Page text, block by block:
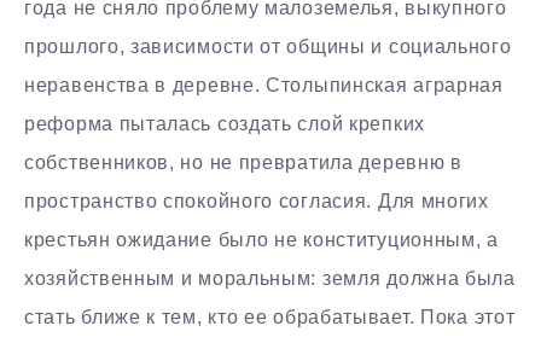
года не сняло проблему малоземелья, выкупного
прошлого, зависимости от общины и социального
неравенства в деревне. Столыпинская аграрная
реформа пыталась создать слой крепких
собственников, но не превратила деревню в
пространство спокойного согласия. Для многих
крестьян ожидание было не конституционным, а
хозяйственным и моральным: земля должна была
стать ближе к тем, кто ее обрабатывает. Пока этот